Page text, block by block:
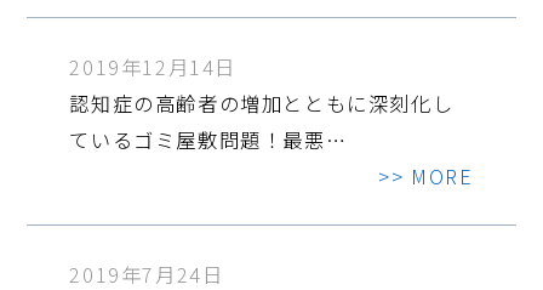
2019年12月14日
認知症の高齢者の増加とともに深刻化し
ているゴミ屋敷問題！最悪…
>> MORE
2019年7月24日